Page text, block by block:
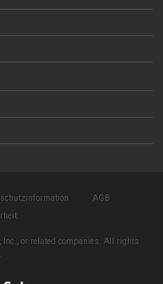
AGB
Inc., or related companies. All rights